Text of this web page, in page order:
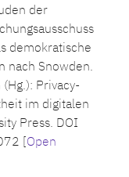
der
demokratische
nach Snowden.
Privacy-
im digitalen
Press. DOI
[Open